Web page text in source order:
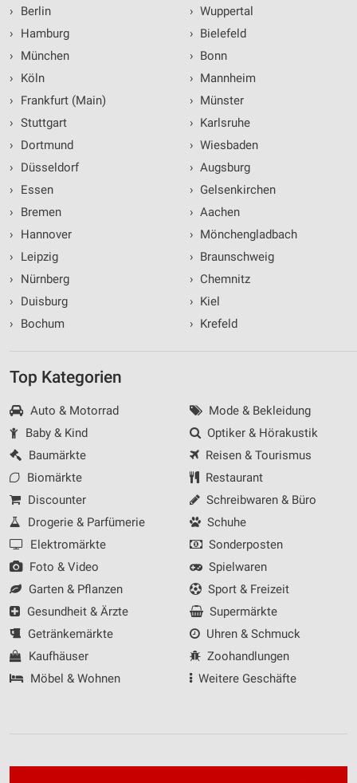
›
Berlin
›
Hamburg
›
München
›
Köln
›
Frankfurt (Main)
› Stuttgart
›
Dortmund
›
Düsseldorf
›
Essen
›
Bremen
›
Hannover
›
Leipzig
›
Nürnberg
›
Duisburg
›
Bochum
› Wuppertal
› Bielefeld
› Bonn
› Mannheim
› Münster
› Karlsruhe
› Wiesbaden
› Augsburg
› Gelsenkirchen
› Aachen
› Mönchengladbach
› Braunschweig
› Chemnitz
› Kiel
› Krefeld
Top Kategorien
Auto & Motorrad
Baby & Kind
Baumärkte
Biomärkte
Discounter
Drogerie & Parfümerie
Elektromärkte
Foto & Video
Garten & Pflanzen
Gesundheit & Ärzte
Getränkemärkte
Kaufhäuser
Möbel & Wohnen
Mode & Bekleidung
Optiker & Hörakustik
Reisen & Tourismus
Restaurant
Schreibwaren & Büro
Schuhe
Sonderposten
Spielwaren
Sport & Freizeit
Supermärkte
Uhren & Schmuck
Zoohandlungen
Weitere Geschäfte